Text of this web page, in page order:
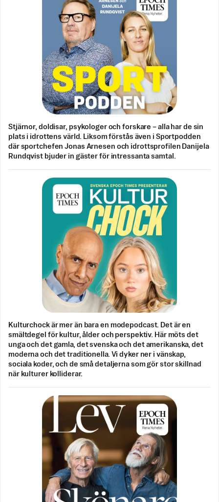
Stjärnor, doldisar, psykologer och forskare – alla har de sin
plats i idrottens värld. Liksom förstås även i Sportpodden
där sportchefen Jonas Arnesen och idrottsprofilen Danijela
Rundqvist bjuder in gäster för intressanta samtal.
Kulturchock är mer än bara en modepodcast. Det är en
smältdegel för kultur, ålder och perspektiv. Här möts det
unga och det gamla, det svenska och det amerikanska, det
moderna och det traditionella. Vi dyker ner i vänskap,
sociala koder, och de små detaljerna som gör stor skillnad
när kulturer kolliderar.